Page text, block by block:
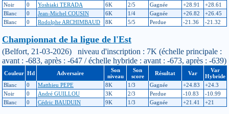
Noir
0 Yoshiaki TERADA 6K 2/5 Gagnée +28.91
+28.61
Blanc
0 Jean-Michel COUSIN 6K 1/4 Gagnée +26.82
+26.45
Blanc
0 Rodolphe ARCHIMBAUD 8K 5/5 Perdue -21.36 -21.32
Championnat de la ligue de l'Est
(Belfort, 21-03-2026) niveau d'inscription : 7K (échelle principale :
avant : -683, après : -647 / échelle hybride : avant : -673, après : -639)
Couleur Hd Adversaire
Son
niveau
Son
score
Résultat Var
Var
Hybride
Blanc
0 Matthieu PEPE 8K 1/3 Gagnée +24.83
+24.3
Noir
0 André GUILLOU 3K 2/3 Perdue -10.83
-10.99
Blanc
0 Cédric BAUDUIN 9K 1/3 Gagnée +21.41 +21